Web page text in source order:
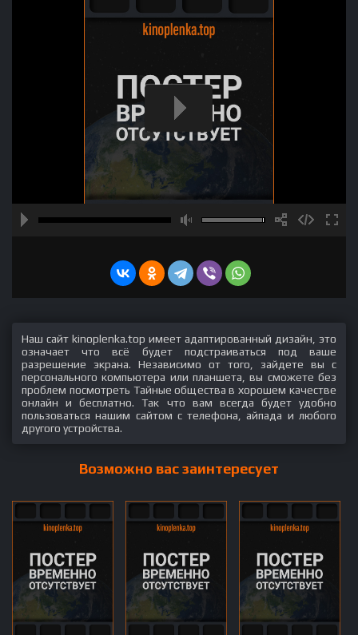
Наш сайт kinoplenka.top имеет адаптированный дизайн, это
означает что всё будет подстраиваться под ваше
разрешение экрана. Независимо от того, зайдете вы с
персонального компьютера или планшета, вы сможете без
проблем посмотреть Тайные общества в хорошем качестве
онлайн и бесплатно. Так что вам всегда будет удобно
пользоваться нашим сайтом с телефона, айпада и любого
другого устройства.
Возможно вас заинтересует